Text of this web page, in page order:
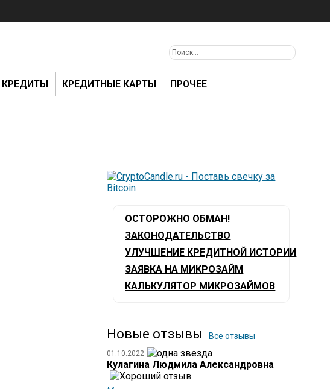
КРЕДИТЫ КРЕДИТНЫЕ КАРТЫ ПРОЧЕЕ
ОСТОРОЖНО ОБМАН!
ЗАКОНОДАТЕЛЬСТВО
УЛУЧШЕНИЕ КРЕДИТНОЙ ИСТОРИИ
ЗАЯВКА НА МИКРОЗАЙМ
КАЛЬКУЛЯТОР МИКРОЗАЙМОВ
Новые отзывы Все отзывы
01.10.2022
Кулагина Людмила Александровна